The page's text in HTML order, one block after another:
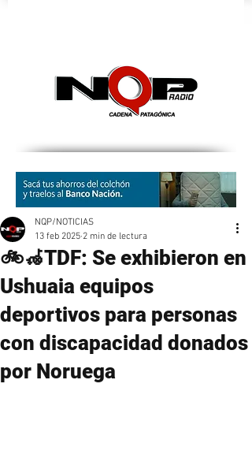
🚲🦽TDF: Se exhibieron en
Ushuaia equipos
deportivos para personas
con discapacidad donados
por Noruega
NQP/NOTICIAS
13 feb 2025 2 min de lectura